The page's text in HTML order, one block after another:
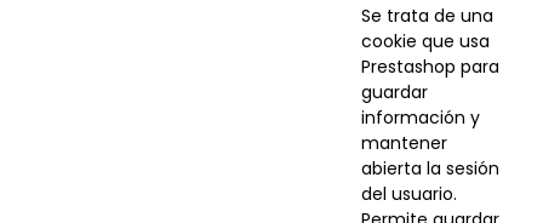
Se trata de una
cookie que usa
Prestashop para
guardar
información y
mantener
abierta la sesión
del usuario.